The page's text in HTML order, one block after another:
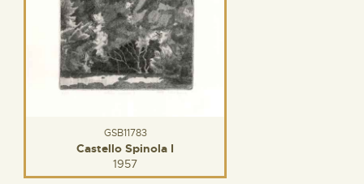
GSB11783
Castello Spinola I
1957